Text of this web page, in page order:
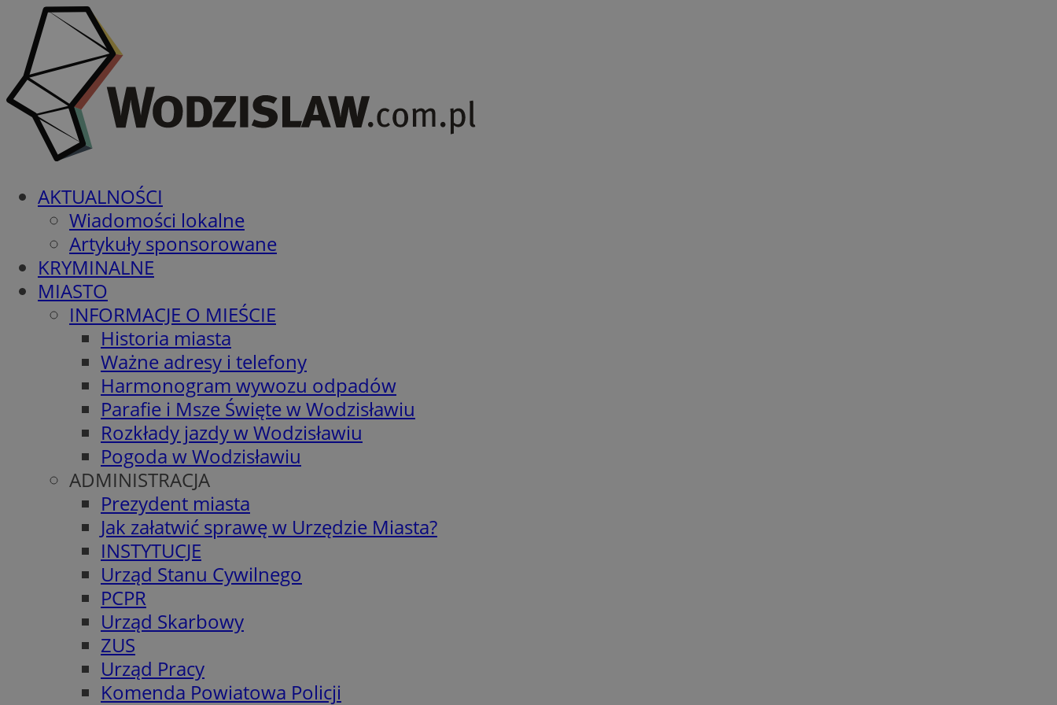
AKTUALNOŚCI
Wiadomości lokalne
Artykuły sponsorowane
KRYMINALNE
MIASTO
INFORMACJE O MIEŚCIE
Historia miasta
Ważne adresy i telefony
Harmonogram wywozu odpadów
Parafie i Msze Święte w Wodzisławiu
Rozkłady jazdy w Wodzisławiu
Pogoda w Wodzisławiu
ADMINISTRACJA
Prezydent miasta
Jak załatwić sprawę w Urzędzie Miasta?
INSTYTUCJE
Urząd Stanu Cywilnego
PCPR
Urząd Skarbowy
ZUS
Urząd Pracy
Komenda Powiatowa Policji